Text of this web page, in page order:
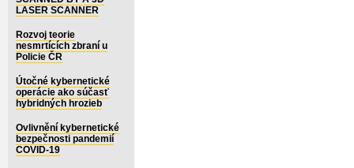
LASER SCANNER
Rozvoj teorie
nesmrtících zbraní u
Policie ČR
Útočné kybernetické
operácie ako súčasť
hybridných hrozieb
Ovlivnění kybernetické
bezpečnosti pandemií
COVID-19